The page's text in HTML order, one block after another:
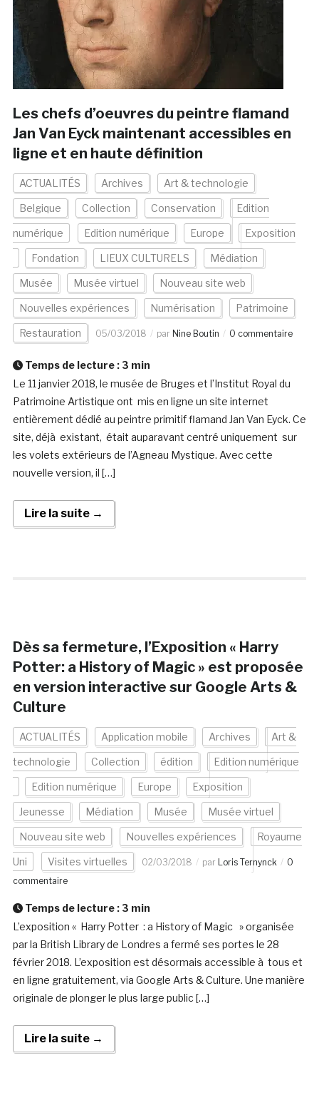
Les chefs d’oeuvres du peintre flamand
Jan Van Eyck maintenant accessibles en
ligne et en haute définition
ACTUALITÉS Archives Art & technologie
Belgique Collection Conservation Edition
numérique Edition numérique Europe Exposition
Fondation LIEUX CULTURELS Médiation
Musée Musée virtuel Nouveau site web
Nouvelles expériences Numérisation Patrimoine
Restauration 05/03/2018 par Nine Boutin 0 commentaire
Temps de lecture : 3 min
Le 11 janvier 2018, le musée de Bruges et l’Institut Royal du
Patrimoine Artistique ont mis en ligne un site internet
entièrement dédié au peintre primitif flamand Jan Van Eyck. Ce
site, déjà existant, était auparavant centré uniquement sur
les volets extérieurs de l’Agneau Mystique. Avec cette
nouvelle version, il […]
Lire la suite →
Dès sa fermeture, l’Exposition « Harry
Potter: a History of Magic » est proposée
en version interactive sur Google Arts &
Culture
ACTUALITÉS Application mobile Archives Art &
technologie Collection édition Edition numérique
Edition numérique Europe Exposition
Jeunesse Médiation Musée Musée virtuel
Nouveau site web Nouvelles expériences Royaume
Uni Visites virtuelles 02/03/2018 par Loris Ternynck
0
commentaire
Temps de lecture : 3 min
L’exposition « Harry Potter : a History of Magic » organisée
par la British Library de Londres a fermé ses portes le 28
février 2018. L’exposition est désormais accessible à tous et
en ligne gratuitement, via Google Arts & Culture. Une manière
originale de plonger le plus large public […]
Lire la suite →